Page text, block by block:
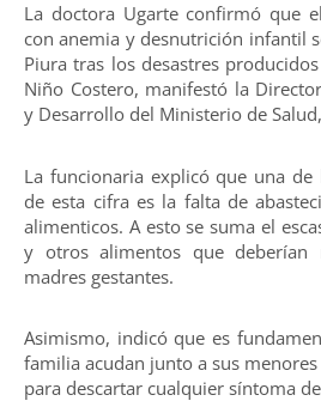
La doctora Ugarte confirmó que
con anemia y desnutrición infantil
Piura tras los desastres
Niño Costero, manifestó la
y Desarrollo del Ministerio de
La funcionaria explicó que una de
de esta cifra es la falta de
alimenticos. A esto se suma el
y otros alimentos que
madres gestantes.
Asimismo, indicó que es
familia acudan junto a sus
para descartar cualquier síntoma